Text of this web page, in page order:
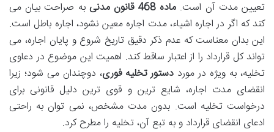
تعیین مدت آن است. ماده 468 قانون مدنی
به صراحت بیان می
کند که اگر در اجاره اشیاء، مدت اجاره معین نشود، اجاره باطل است.
این بدان معناست که عدم ذکر دقیق تاریخ شروع و پایان اجاره، می
تواند کل قرارداد را از اعتبار ساقط کند. اهمیت این موضوع در دعاوی
تخلیه، به ویژه در مورد دستور تخلیه فوری، دوچندان می شود؛ زیرا
انقضای مدت اجاره، شایع ترین و قوی ترین دلیل قانونی برای
درخواست تخلیه است. بدون مدت مشخص، نمی توان به راحتی
ادعای انقضای قرارداد و به تبع آن، تخلیه را مطرح کرد.